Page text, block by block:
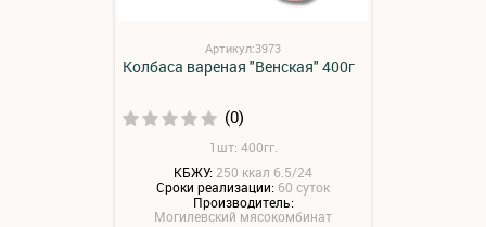
Артикул:3973
Колбаса вареная "Венская" 400г
(0)
1шт: 400гг.
КБЖУ: 250 ккал 6.5/24
Сроки реализации: 60 суток
Производитель:
Могилевский мясокомбинат